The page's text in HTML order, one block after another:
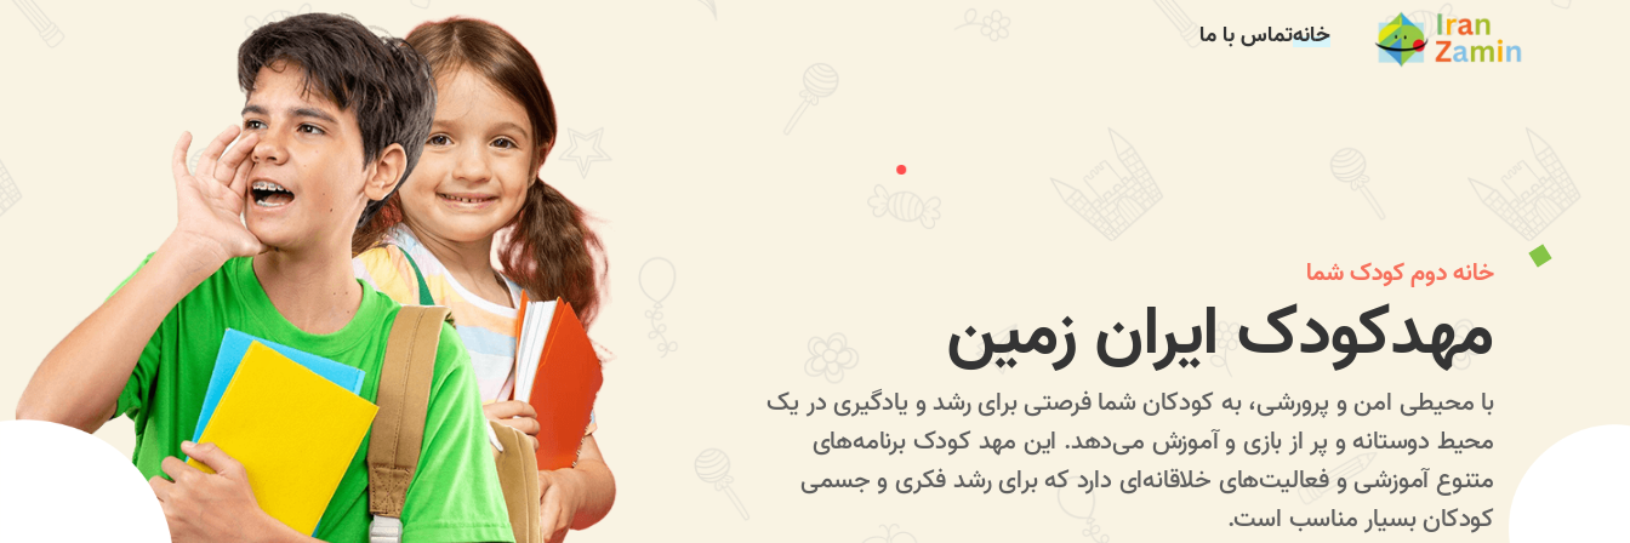
خانهتماس با ما
خانه دوم کودک شما
مهدکودک ایران زمین
با محیطی امن و پرورشی، به کودکان شما فرصتی برای رشد و یادگیری در یک
محیط دوستانه و پر از بازی و آموزش می‌دهد. این مهد کودک برنامه‌های
متنوع آموزشی و فعالیت‌های خلاقانه‌ای دارد که برای رشد فکری و جسمی
کودکان بسیار مناسب است.